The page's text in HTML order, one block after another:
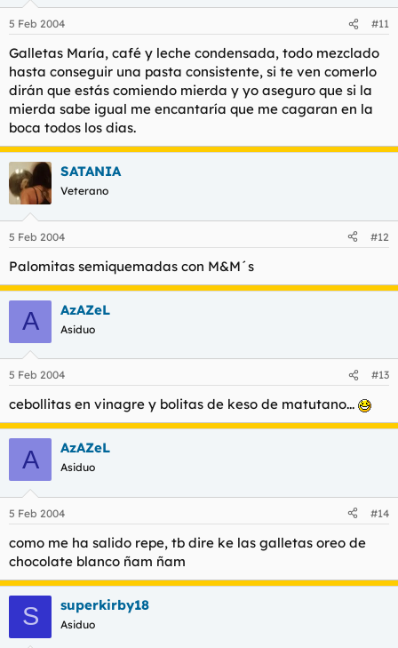
5 Feb 2004 #11
Galletas María, café y leche condensada, todo mezclado
hasta conseguir una pasta consistente, si te ven comerlo
dirán que estás comiendo mierda y yo aseguro que si la
mierda sabe igual me encantaría que me cagaran en la
boca todos los dias.
SATANIA
Veterano
5 Feb 2004 #12
Palomitas semiquemadas con M&M´s
A AzAZeL
Asiduo
5 Feb 2004 #13
cebollitas en vinagre y bolitas de keso de matutano...
A AzAZeL
Asiduo
5 Feb 2004 #14
como me ha salido repe, tb dire ke las galletas oreo de
chocolate blanco ñam ñam
S superkirby18
Asiduo